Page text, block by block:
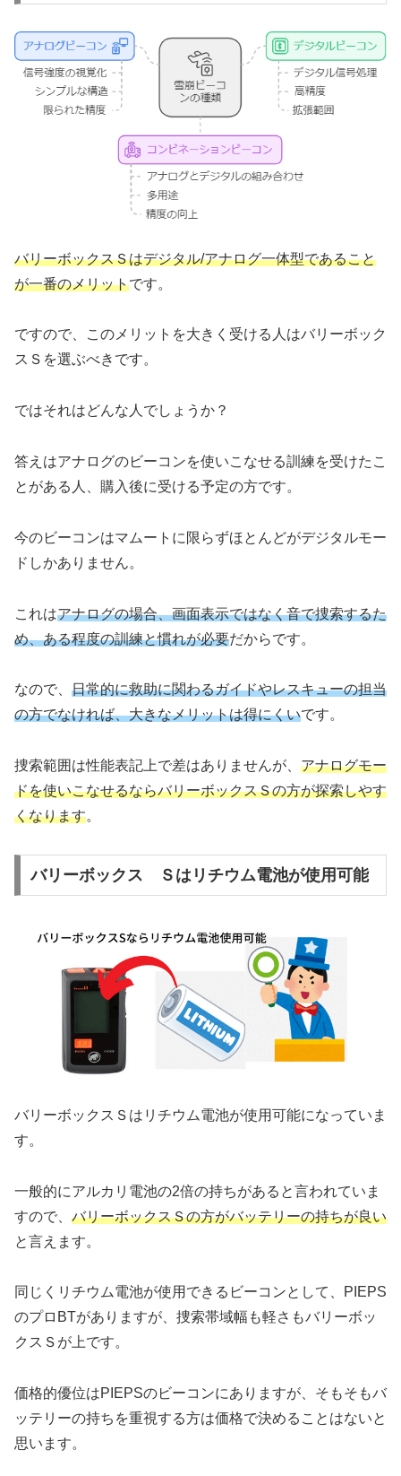
バリーボックスＳはデジタル/アナログ一体型であること
が一番のメリットです。
ですので、このメリットを大きく受ける人はバリーボック
スＳを選ぶべきです。
ではそれはどんな人でしょうか？
答えはアナログのビーコンを使いこなせる訓練を受けたこ
とがある人、購入後に受ける予定の方です。
今のビーコンはマムートに限らずほとんどがデジタルモー
ドしかありません。
これはアナログの場合、画面表示ではなく音で捜索するた
め、ある程度の訓練と慣れが必要だからです。
なので、 日常的に救助に関わるガイドやレスキューの担当
の方でなければ、大きなメリットは得にくいです。
捜索範囲は性能表記上で差はありませんが、 アナログモー
ドを使いこなせるならバリーボックスＳの方が探索しやす
くなります。
バリーボックス Ｓはリチウム電池が使用可能
バリーボックスＳはリチウム電池が使用可能になっていま
す。
一般的にアルカリ電池の2倍の持ちがあると言われていま
すので、 バリーボックスＳの方がバッテリーの持ちが良い
と言えます。
同じくリチウム電池が使用できるビーコンとして、PIEPS
のプロBTがありますが、捜索帯域幅も軽さもバリーボッ
クスＳが上です。
価格的優位はPIEPSのビーコンにありますが、そもそもバ
ッテリーの持ちを重視する方は価格で決めることはないと
思います。